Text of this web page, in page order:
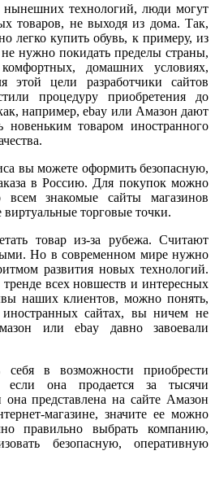
нынешних технологий, люди могут
товаров, не выходя из дома. Так,
легко купить обувь, к примеру, из
нужно покидать пределы страны,
домашних условиях,
этой цели разработчики сайтов
процедуру приобретения до
например, ebay или Амазон дают
новеньким товаром иностранного
вы можете оформить безопасную,
в Россию. Для покупок можно
всем знакомые сайты магазинов
торговые точки.
товар из-за рубежа. Считают
Но в современном мире нужно
развития новых технологий.
всех новшеств и интересных
наших клиентов, можно понять,
сайтах, вы ничем не
или ebay давно завоевали
себя в возможности приобрести
она продается за тысячи
представлена на сайте Амазон
магазине, значите ее можно
правильно выбрать компанию,
безопасную, оперативную